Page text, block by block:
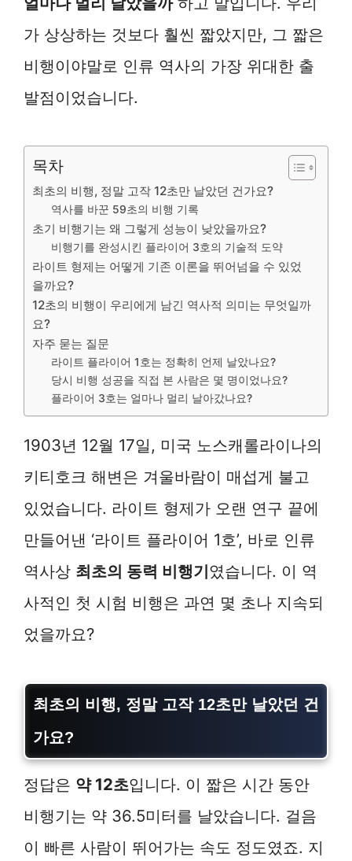
가 상상하는 것보다 훨씬 짧았지만, 그 짧은
비행이야말로 인류 역사의 가장 위대한 출
발점이었습니다.
목차
최초의 비행, 정말 고작 12초만 날았던 건가요?
역사를 바꾼 59초의 비행 기록
초기 비행기는 왜 그렇게 성능이 낮았을까요?
비행기를 완성시킨 플라이어 3호의 기술적 도약
라이트 형제는 어떻게 기존 이론을 뛰어넘을 수 있었
을까요?
12초의 비행이 우리에게 남긴 역사적 의미는 무엇일까
요?
자주 묻는 질문
라이트 플라이어 1호는 정확히 언제 날았나요?
당시 비행 성공을 직접 본 사람은 몇 명이었나요?
플라이어 3호는 얼마나 멀리 날아갔나요?
1903년 12월 17일, 미국 노스캐롤라이나의
키티호크 해변은 겨울바람이 매섭게 불고
있었습니다. 라이트 형제가 오랜 연구 끝에
만들어낸 ‘라이트 플라이어 1호’, 바로 인류
역사상 최초의 동력 비행기였습니다. 이 역
사적인 첫 시험 비행은 과연 몇 초나 지속되
었을까요?
최초의 비행, 정말 고작 12초만 날았던 건
가요?
정답은 약 12초입니다. 이 짧은 시간 동안
비행기는 약 36.5미터를 날았습니다. 걸음
이 빠른 사람이 뛰어가는 속도 정도였죠. 지